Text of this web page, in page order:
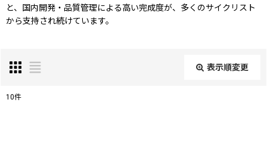
と、国内開発・品質管理による高い完成度が、多くのサイクリスト
から支持され続けています。
表示順変更
10件